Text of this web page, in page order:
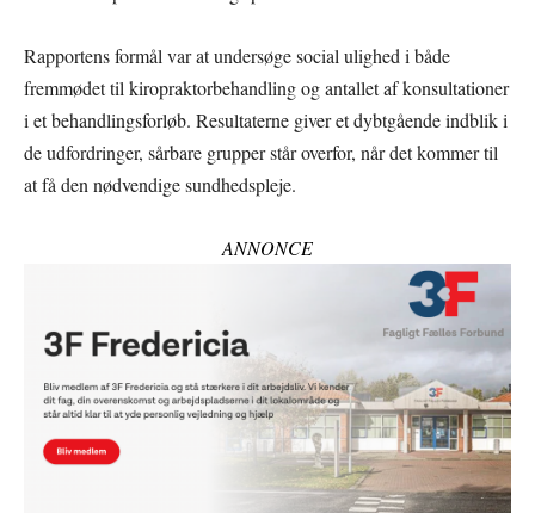
Rapportens formål var at undersøge social ulighed i både
fremmødet til kiropraktorbehandling og antallet af konsultationer
i et behandlingsforløb. Resultaterne giver et dybtgående indblik i
de udfordringer, sårbare grupper står overfor, når det kommer til
at få den nødvendige sundhedspleje.
ANNONCE